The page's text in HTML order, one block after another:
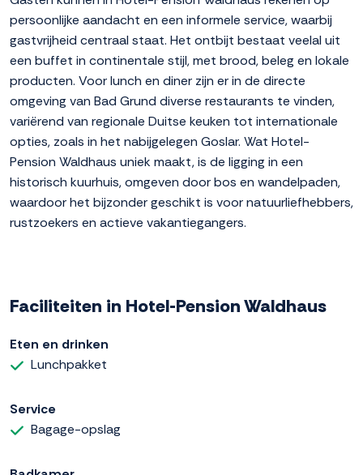
persoonlijke aandacht en een informele service, waarbij
gastvrijheid centraal staat. Het ontbijt bestaat veelal uit
een buffet in continentale stijl, met brood, beleg en lokale
producten. Voor lunch en diner zijn er in de directe
omgeving van Bad Grund diverse restaurants te vinden,
variërend van regionale Duitse keuken tot internationale
opties, zoals in het nabijgelegen Goslar. Wat Hotel-
Pension Waldhaus uniek maakt, is de ligging in een
historisch kuurhuis, omgeven door bos en wandelpaden,
waardoor het bijzonder geschikt is voor natuurliefhebbers,
rustzoekers en actieve vakantiegangers.
Faciliteiten in Hotel-Pension Waldhaus
Eten en drinken
Lunchpakket
Service
Bagage-opslag